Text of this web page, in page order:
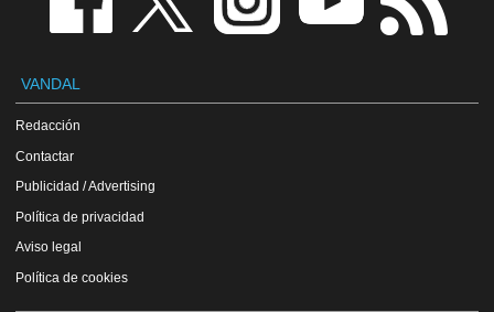
VANDAL
Redacción
Contactar
Publicidad / Advertising
Política de privacidad
Aviso legal
Política de cookies